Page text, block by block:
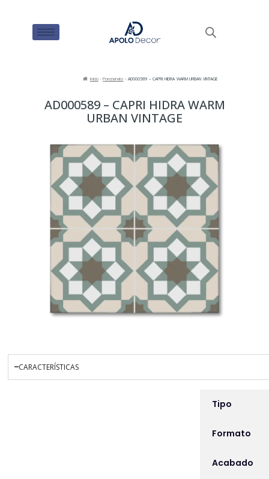
Inicio Porcelanato AD000589 – CAPRI HIDRA WARM URBAN VINTAGE
AD000589 – CAPRI HIDRA WARM
URBAN VINTAGE
CARACTERÍSTICAS
Tipo
Formato
Acabado